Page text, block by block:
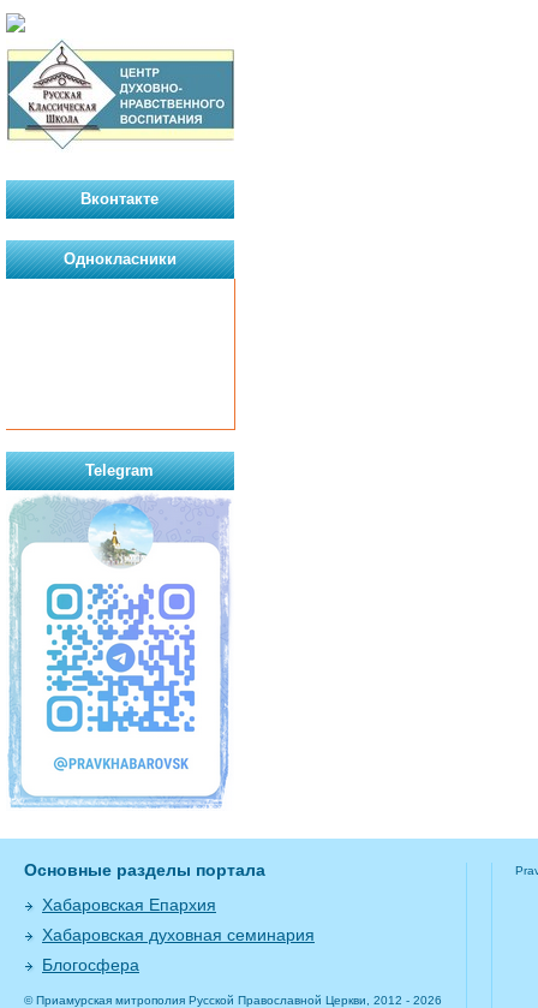
Вконтакте
Однокласники
Telegram
Основные разделы портала
Хабаровская Епархия
Хабаровская духовная семинария
Блогосфера
© Приамурская митрополия Русской Православной Церкви, 2012 - 2026